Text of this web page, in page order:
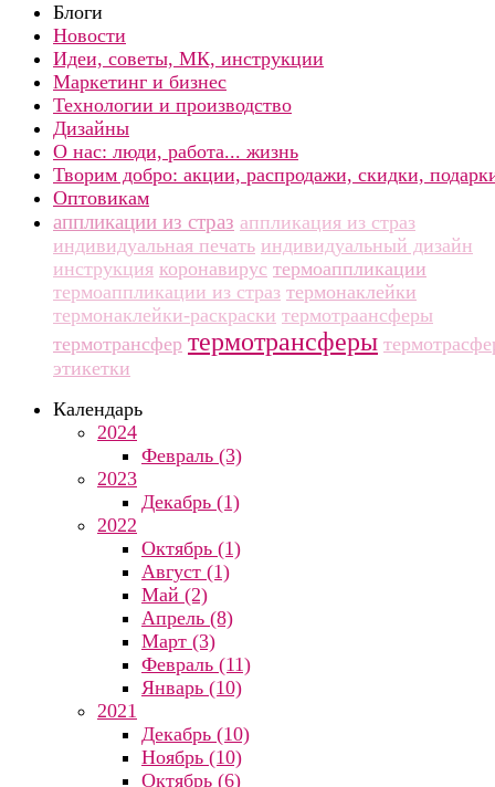
Блоги
Новости
Идеи, советы, МК, инструкции
Маркетинг и бизнес
Технологии и производство
Дизайны
О нас: люди, работа... жизнь
Творим добро: акции, распродажи, скидки,
Оптовикам
аппликации из страз аппликация из страз
индивидуальная печать индивидуальный дизайн
инструкция коронавирус термоаппликации
термоаппликации из страз термонаклейки
термонаклейки-раскраски термотраансферы
термотрансфер термотрансферы
этикетки
Календарь
2024
Февраль (3)
2023
Декабрь (1)
2022
Октябрь (1)
Август (1)
Май (2)
Апрель (8)
Март (3)
Февраль (11)
Январь (10)
2021
Декабрь (10)
Ноябрь (10)
Октябрь (6)